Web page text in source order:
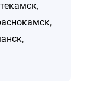
,
,
,